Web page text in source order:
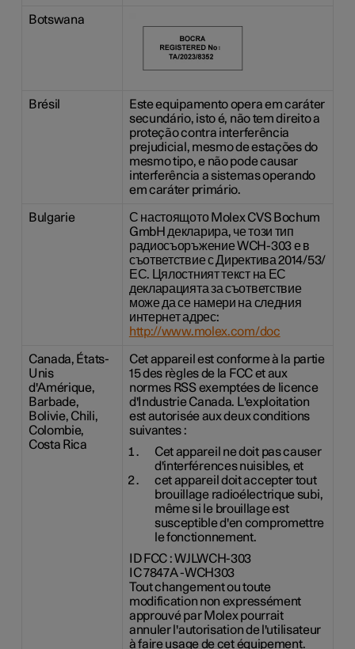
Botswana
Brésil
Este equipamento opera em caráter
secundário, isto é, não tem direito a
proteção contra interferência
prejudicial, mesmo de estações do
mesmo tipo, e não pode causar
interferência a sistemas operando
em caráter primário.
Bulgarie
С настоящото Molex CVS Bochum
GmbH декларира, че този тип
радиосъоръжение WCH-303 е в
съответствие с Директива 2014/53/
ЕС. Цялостният текст на ЕС
декларацията за съответствие
може да се намери на следния
интернет адрес:
http://www.molex.com/doc
Canada, États-
Unis
d'Amérique,
Barbade,
Bolivie, Chili,
Colombie,
Costa Rica
Cet appareil est conforme à la partie
15 des règles de la FCC et aux
normes RSS exemptées de licence
d'Industrie Canada. L'exploitation
est autorisée aux deux conditions
suivantes :
Cet appareil ne doit pas causer
d'interférences nuisibles, et
cet appareil doit accepter tout
brouillage radioélectrique subi,
même si le brouillage est
susceptible d'en compromettre
le fonctionnement.
ID FCC : WJLWCH-303
IC 7847A -WCH303
Tout changement ou toute
modification non expressément
approuvé par Molex pourrait
annuler l'autorisation de l'utilisateur
à faire usage de cet équipement.